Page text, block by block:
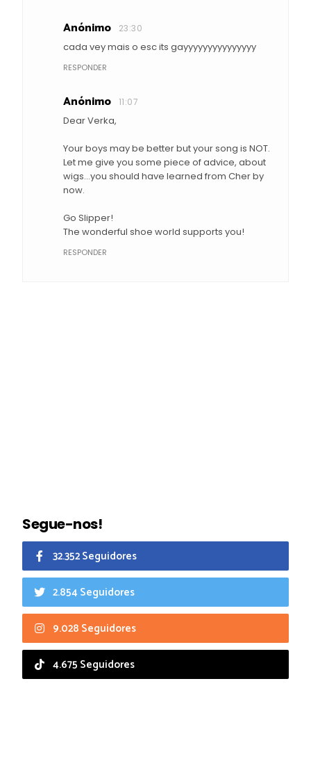
Anónimo 23:30
cada vey mais o esc its gayyyyyyyyyyyyyyy
RESPONDER
Anónimo 11:07
Dear Verka,
Your boys may be better but your song is NOT.
Let me give you some piece of advice, about
wigs...you should have learned from Cher by
now.
Go Slipper!
The wonderful shoe world supports you!
RESPONDER
Segue-nos!
32.352 Seguidores
2.854 Seguidores
9.028 Seguidores
4.675 Seguidores